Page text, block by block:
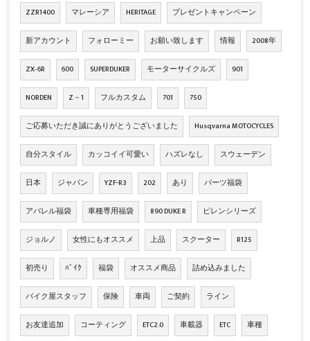
ZZR1400 マレーシア HERITAGE プレゼントキャンペーン
新アカウント フォローミー お願い致します 情報 2008年
ZX‐6R 600 SUPERDUKER モーターサイクルズ 901
NORDEN Z－1 フルカスタム 701 750
ご応募いただき誠にありがとうございました Husqvarna MOTOCYCLES
自分スタイル カッコイイ可愛い ハズレなし スウェーデン
日本 ジャパン YZF-R3 202 あり パーツ福袋
アパレル福袋 車種専用福袋 890 DUKE R ピレンシリーズ
ジョルノ 女性にもオススメ 上品 スクーター R125
初売り ﾊﾞｲｸ 福袋 オススメ商品 詰め込みました
バイク屋スタッフ 保険 車両 ご契約 ライン
お友達追加 コーティング ETC2.0 車載器 ETC 車種